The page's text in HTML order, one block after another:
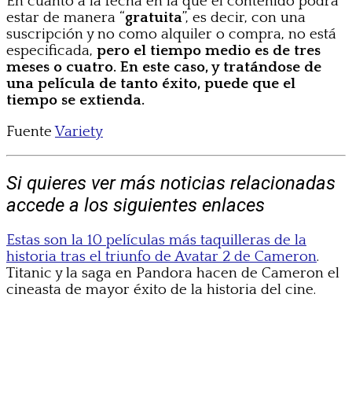
estar de manera “gratuita”, es decir, con una
suscripción y no como alquiler o compra, no está
especificada, pero el tiempo medio es de tres
meses o cuatro. En este caso, y tratándose de
una película de tanto éxito, puede que el
tiempo se extienda.
FuenteVariety
Si quieres ver más noticias relacionadas
accede a los siguientes enlaces
Estas son la 10 películas más taquilleras de la
historia tras el triunfo de Avatar 2 de Cameron.
Titanic y la saga en Pandora hacen de Cameron el
cineasta de mayor éxito de la historia del cine.